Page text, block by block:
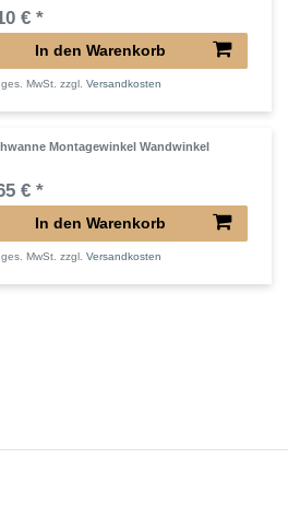
€ *
In den Warenkorb
MwSt. zzgl.Versandkosten
Montagewinkel Wandwinkel
€ *
In den Warenkorb
MwSt. zzgl.Versandkosten